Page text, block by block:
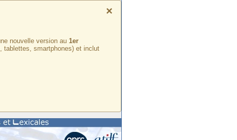
×
nouvelle version au 1er
tablettes, smartphones) et inclut